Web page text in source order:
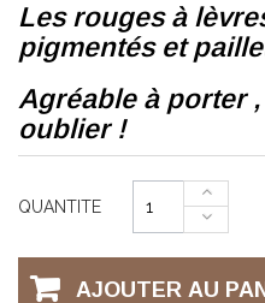
Les rouges à
pigmentés et
Agréable à porter
oublier !
QUANTITE
AJOUTER AU